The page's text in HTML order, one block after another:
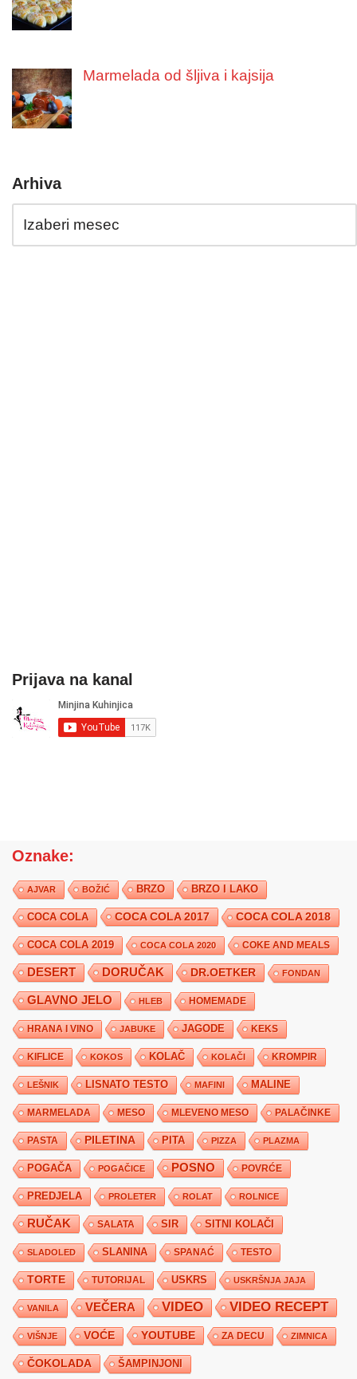
Marmelada od šljiva i kajsija
Arhiva
Prijava na kanal
Oznake:
AJVAR BOŽIĆ BRZO BRZO I LAKO
COCA COLA COCA COLA 2017 COCA COLA 2018
COCA COLA 2019 COCA COLA 2020 COKE AND MEALS
DESERT DORUČAK DR.OETKER FONDAN
GLAVNO JELO HLEB HOMEMADE
HRANA I VINO JABUKE JAGODE KEKS
KIFLICE KOKOS KOLAČ KOLAČI KROMPIR
LEŠNIK LISNATO TESTO MAFINI MALINE
MARMELADA MESO MLEVENO MESO PALAČINKE
PASTA PILETINA PITA PIZZA PLAZMA
POGAČA POGAČICE POSNO POVRĆE
PREDJELA PROLETER ROLAT ROLNICE
RUČAK SALATA SIR SITNI KOLAČI
SLADOLED SLANINA SPANAĆ TESTO
TORTE TUTORIJAL USKRS USKRŠNJA JAJA
VANILA VEČERA VIDEO VIDEO RECEPT
VIŠNJE VOĆE YOUTUBE ZA DECU ZIMNICA
ČOKOLADA ŠAMPINJONI